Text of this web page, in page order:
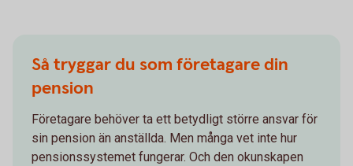
Så tryggar du som företagare din
pension
Företagare behöver ta ett betydligt större ansvar för
sin pension än anställda. Men många vet inte hur
pensionssystemet fungerar. Och den okunskapen